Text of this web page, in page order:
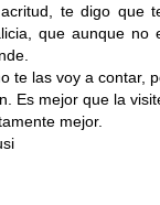
te digo que
que aunque no
te las voy a contar,
Es mejor que la
mejor.